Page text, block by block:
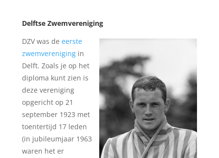
Delftse Zwemvereniging
DZV was de eerste
zwemverenigingin
Delft. Zoals je op het
diploma kunt zien is
deze vereniging
opgericht op 21
september 1923 met
toentertijd 17 leden
(in jubileumjaar 1963
waren het er